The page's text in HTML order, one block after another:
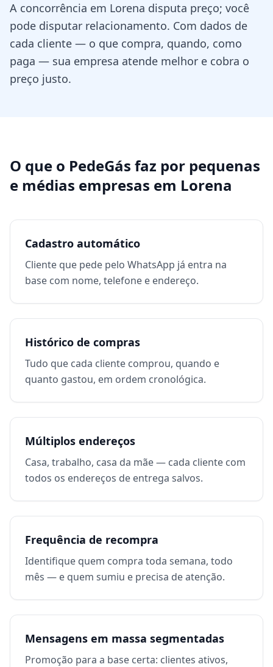
A concorrência em Lorena disputa preço; você
pode disputar relacionamento. Com dados de
cada cliente — o que compra, quando, como
paga — sua empresa atende melhor e cobra o
preço justo.
O que o PedeGás faz por pequenas
e médias empresas em Lorena
Cadastro automático
Cliente que pede pelo WhatsApp já entra na
base com nome, telefone e endereço.
Histórico de compras
Tudo que cada cliente comprou, quando e
quanto gastou, em ordem cronológica.
Múltiplos endereços
Casa, trabalho, casa da mãe — cada cliente com
todos os endereços de entrega salvos.
Frequência de recompra
Identifique quem compra toda semana, todo
mês — e quem sumiu e precisa de atenção.
Mensagens em massa segmentadas
Promoção para a base certa: clientes ativos,